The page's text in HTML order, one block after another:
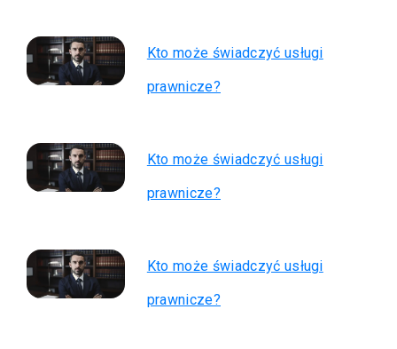
Kto może świadczyć usługi
prawnicze?
Kto może świadczyć usługi
prawnicze?
Kto może świadczyć usługi
prawnicze?